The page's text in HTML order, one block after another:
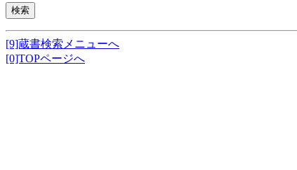
[9]蔵書検索メニューへ
[0]TOPページへ